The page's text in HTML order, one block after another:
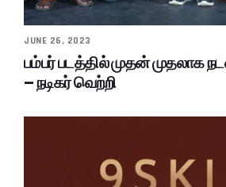
JUNE 26, 2023
பம்பர் படத்தில் முதன் முதலாக
– நடிகர் வெற்றி